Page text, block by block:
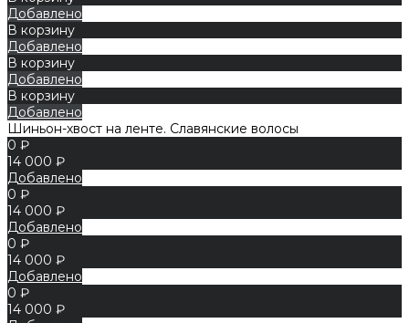
Добавлено
В корзину
Добавлено
В корзину
Добавлено
В корзину
Добавлено
Шиньон-хвост на ленте. Славянские волосы
0 ₽
14 000 ₽
Добавлено
0 ₽
14 000 ₽
Добавлено
0 ₽
14 000 ₽
Добавлено
0 ₽
14 000 ₽